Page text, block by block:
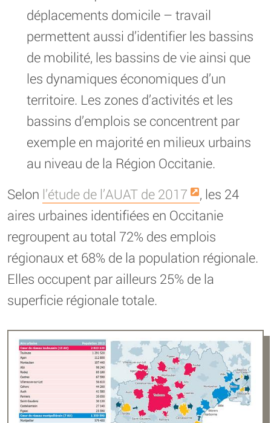
déplacements domicile – travail
permettent aussi d’identifier les bassins
de mobilité, les bassins de vie ainsi que
les dynamiques économiques d’un
territoire. Les zones d’activités et les
bassins d’emplois se concentrent par
exemple en majorité en milieux urbains
au niveau de la Région Occitanie.
Selon l’étude de l’AUAT de 2017
, les 24
aires urbaines identifiées en Occitanie
regroupent au total 72% des emplois
régionaux et 68% de la population régionale.
Elles occupent par ailleurs 25% de la
superficie régionale totale.